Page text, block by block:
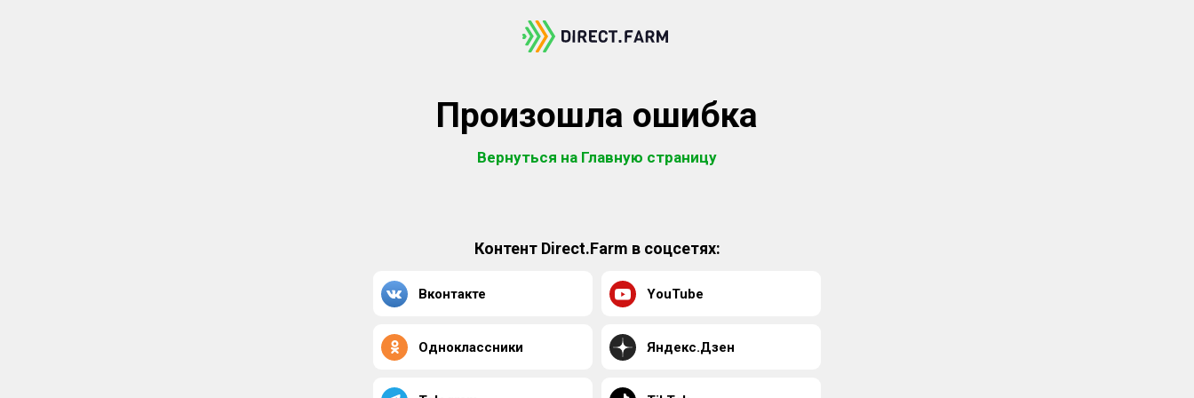
Произошла ошибка
Вернуться на Главную страницу
Контент Direct.Farm в соцсетях:
Вконтакте YouTube
Одноклассники Яндекс.Дзен